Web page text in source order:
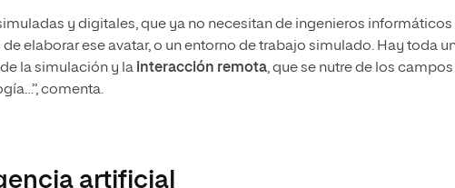
y digitales, que ya no necesitan de ingenieros informáticos
elaborar ese avatar, o un entorno de trabajo simulado. Hay toda
la simulación y la interacción remota, que se nutre de los
comenta.
artificial